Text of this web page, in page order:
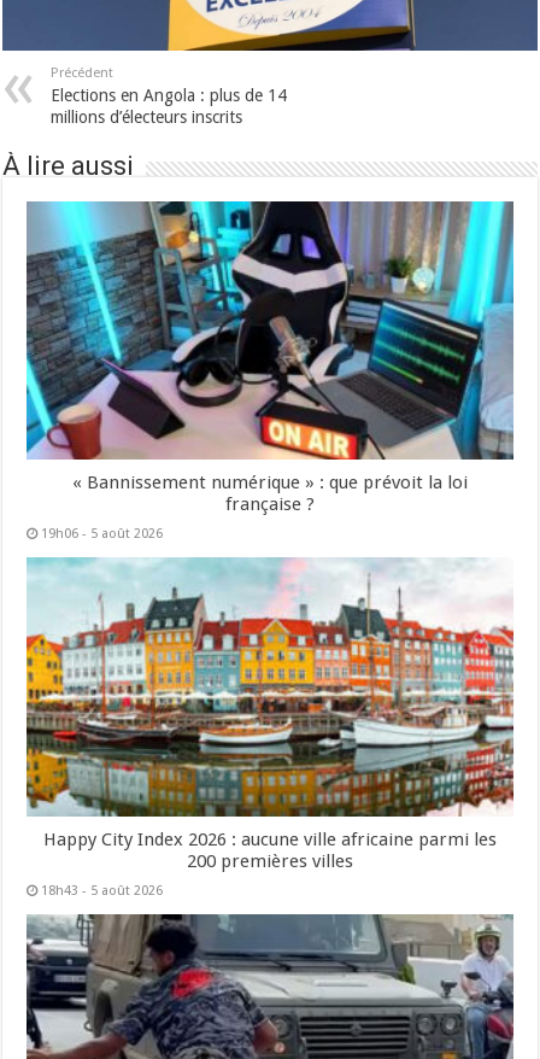
Précédent
Elections en Angola : plus de 14
millions d’électeurs inscrits
À lire aussi
« Bannissement numérique » : que prévoit la loi
française ?
19h06 - 5 août 2026
Happy City Index 2026 : aucune ville africaine parmi les
200 premières villes
18h43 - 5 août 2026